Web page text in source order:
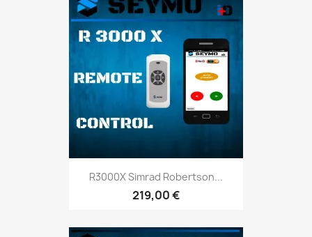
R3000X Simrad Robertson...
219,00 €